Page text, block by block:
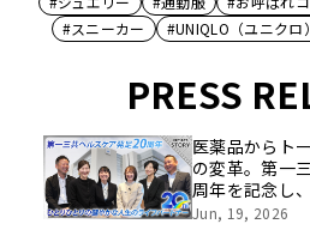
#スニーカー
#UNIQLO（ユニクロ）
PRESS
医薬品からト
の変革。第一
周年を記念し
挑戦の舞台や
Jun, 19, 2026